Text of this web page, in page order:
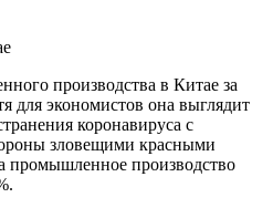
производства в Китае за
для экономистов она выглядит
коронавируса с
зловещими красными
промышленное производство